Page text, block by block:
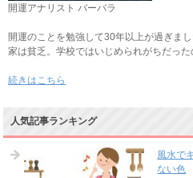
開運アナリスト バーバラ
開運のことを勉強して30年以上が過ぎま
家は貧乏。学校ではいじめられがちだった
続きはこちら
人気記事ランキング
風水で
ない色